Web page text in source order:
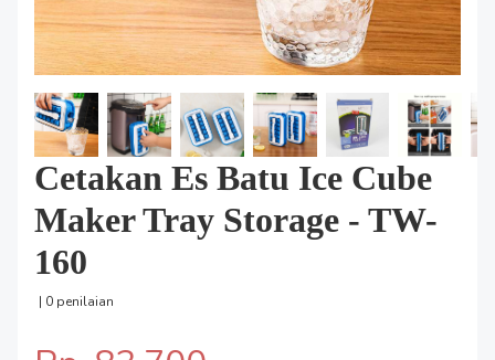
Cetakan Es Batu Ice Cube
Maker Tray Storage - TW-
160
| 0 penilaian